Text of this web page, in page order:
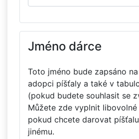
Jméno dárce
Toto jméno bude zapsáno
adopci píšťaly a také v
(pokud budete souhlasit se
Můžete zde vyplnit libovolné
pokud chcete darovat
jinému.